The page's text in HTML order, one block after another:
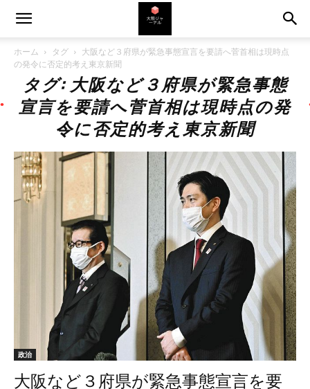
ホーム タグ
大阪など３府県が緊急事態宣言を要請へ菅首相は現時点
の発令に否定的考え東京新聞
タグ: 大阪など３府県が緊急事態
宣言を要請へ菅首相は現時点の発
令に否定的考え東京新聞
政治
大阪など３府県が緊急事態宣言を要